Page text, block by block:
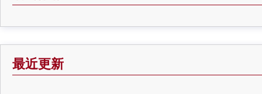
最近更新